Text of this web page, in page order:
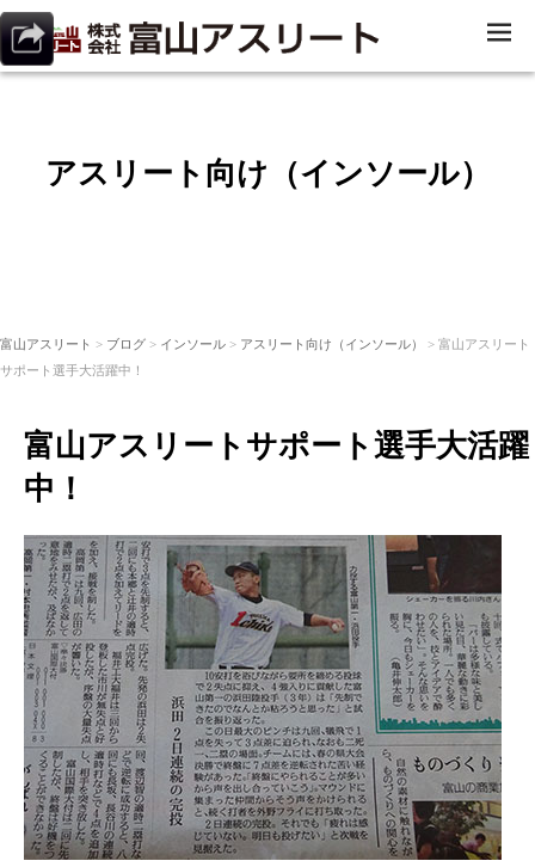
NU
アスリート向け（インソール）
富山アスリート > ブログ > インソール > アスリート向け（インソール）
> 富山アスリート
サポート選手大活躍中！
富山アスリートサポート選手大活躍
中！